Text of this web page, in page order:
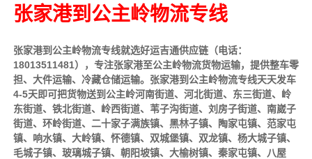
张家港到公主岭物流专线
张家港到公主岭物流专线就选好运吉通供应链（电话：
18013511481），专注张家港至公主岭物流货物运输，提供整车零
担、大件运输、冷藏仓储运输。张家港到公主岭物流专线天天发车
4-5天即可把货物送到公主岭河南街道、河北街道、东三街道、岭
东街道、铁北街道、岭西街道、苇子沟街道、刘房子街道、南崴子
街道、环岭街道、二十家子满族镇、黑林子镇、陶家屯镇、范家屯
镇、响水镇、大岭镇、怀德镇、双城堡镇、双龙镇、杨大城子镇、
毛城子镇、玻璃城子镇、朝阳坡镇、大榆树镇、秦家屯镇、八屋